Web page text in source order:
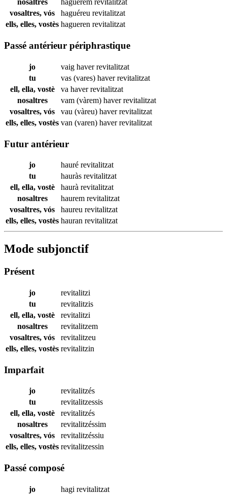
nosaltres haguérem revitalitzat
vosaltres, vós
haguéreu revitalitzat
ells, elles, vostès hagueren revitalitzat
Passé antérieur périphrastique
jo vaig haverrevitalitzat
tu
vas (vares) haverrevitalitzat
ell, ella, vostè
va haverrevitalitzat
nosaltres
vam (vàrem) haverrevitalitzat
vosaltres, vós
vau (vàreu) haverrevitalitzat
ells, elles, vostès van (varen) haverrevitalitzat
Futur antérieur
jo hauré revitalitzat
tu
hauràs revitalitzat
ell, ella, vostè
haurà revitalitzat
nosaltres
haurem revitalitzat
vosaltres, vós
haureu revitalitzat
ells, elles, vostès hauran revitalitzat
Mode subjonctif
Présent
jo
revitalitzi
tu
revitalitzis
ell, ella, vostè
revitalitzi
nosaltres
revitalitzem
vosaltres, vós
revitalitzeu
ells, elles, vostès revitalitzin
Imparfait
jo
revitalitzés
tu
revitalitzessis
ell, ella, vostè
revitalitzés
nosaltres
revitalitzéssim
vosaltres, vós
revitalitzéssiu
ells, elles, vostès revitalitzessin
Passé composé
jo hagi revitalitzat